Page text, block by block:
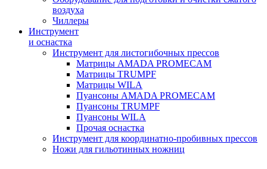
воздуха
Чиллеры
Инструмент
и оснастка
Инструмент для листогибочных прессов
Матрицы AMADA PROMECAM
Матрицы TRUMPF
Матрицы WILA
Пуансоны AMADA PROMECAM
Пуансоны TRUMPF
Пуансоны WILA
Прочая оснастка
Инструмент для координатно-пробивных прессов
Ножи для гильотинных ножниц